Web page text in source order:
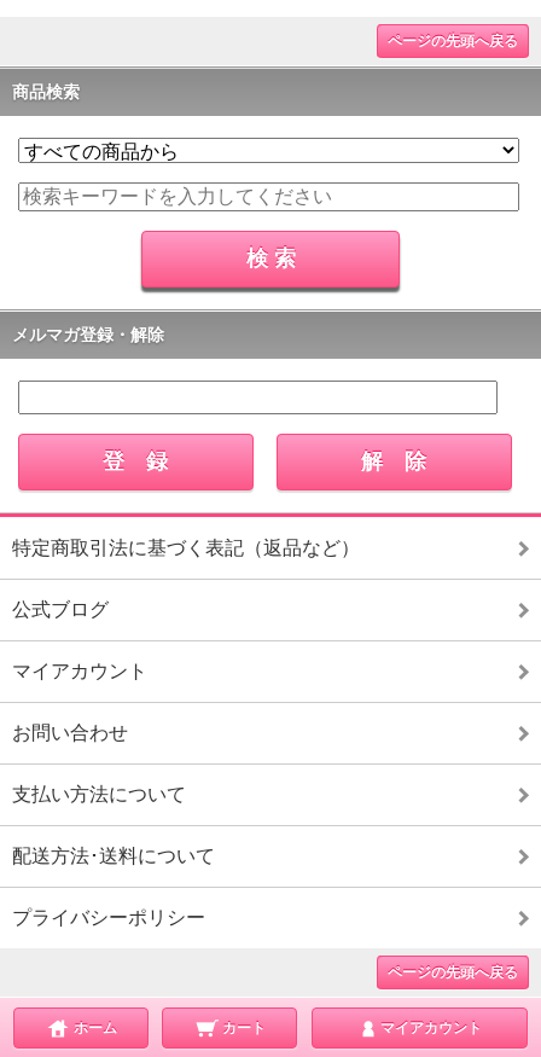
ページの先頭へ戻る
商品検索
メルマガ登録・解除
特定商取引法に基づく表記（返品など）
公式ブログ
マイアカウント
お問い合わせ
支払い方法について
配送方法･送料について
プライバシーポリシー
ページの先頭へ戻る
ホーム カート マイアカウント